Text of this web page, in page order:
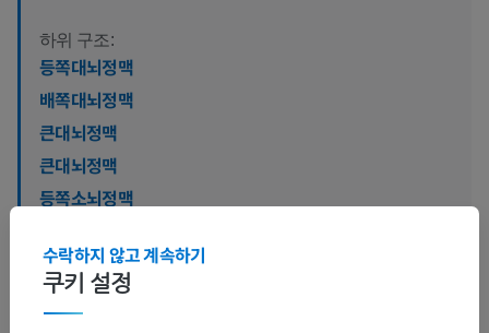
하위 구조:
등쪽대뇌정맥
배쪽대뇌정맥
큰대뇌정맥
큰대뇌정맥
등쪽소뇌정맥
쿠키 설정
수락하지 않고 계속하기